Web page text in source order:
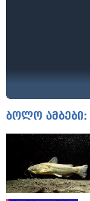
ბოლო ამბები: